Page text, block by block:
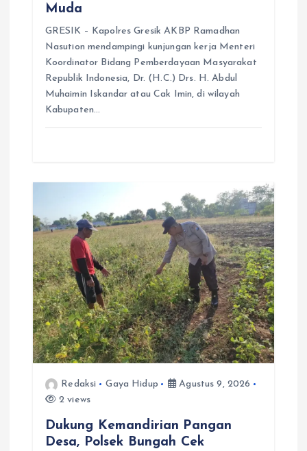
Muda
GRESIK – Kapolres Gresik AKBP Ramadhan
Nasution mendampingi kunjungan kerja Menteri
Koordinator Bidang Pemberdayaan Masyarakat
Republik Indonesia, Dr. (H.C.) Drs. H. Abdul
Muhaimin Iskandar atau Cak Imin, di wilayah
Kabupaten…
Redaksi Gaya Hidup
Agustus 9, 2026
2 views
Dukung Kemandirian Pangan
Desa, Polsek Bungah Cek